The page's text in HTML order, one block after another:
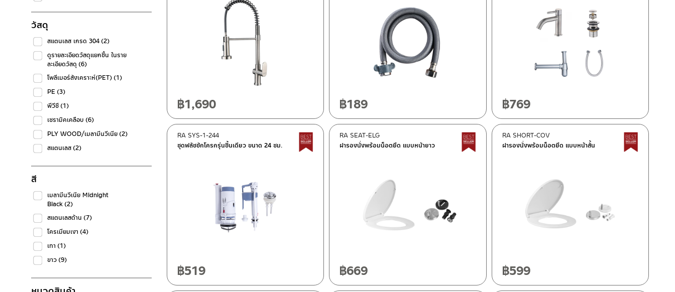
฿1,690 ฿189 ฿769
ชุดฟลัชชักโครกรุ่นชิ้นเดียว ขนาด 24 ซม.
RA SYS-1-244 Best Seller สินค้าขายดี
฿519
ฝารองนั่งพร้อมน็อตยึด แบบหน้ายาว
RA SEAT-ELG Best Seller สินค้าขายดี
฿669
ฝารองนั่งพร้อมน็อตยึด แบบหน้าสั้น
RA SHORT-COV
฿599
วัสดุ
สแตนเลส เกรด 304 (2)
ดูรายละเอียดวัสดุแยกชิ้น ในราย
ละเอียดวัสดุ (6)
โพลีเมอร์สังเคราะห์(PET) (1)
PE (3)
พีวีซี (1)
เซรามิคเคลือบ (6)
PLY WOOD/เมลามีนวีเนีย (2)
สแตนเลส (2)
สี
เมลามีนวีเนีย Midnight
Black (2)
สแตนเลสด้าน (7)
โครเมียมเงา (4)
เทา (1)
ขาว (9)